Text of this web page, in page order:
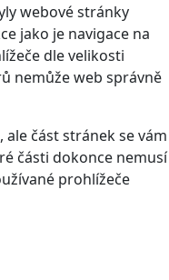
webové stránky
jako je navigace na
dle velikosti
nemůže web správně
část stránek se vám
části dokonce nemusí
prohlížeče